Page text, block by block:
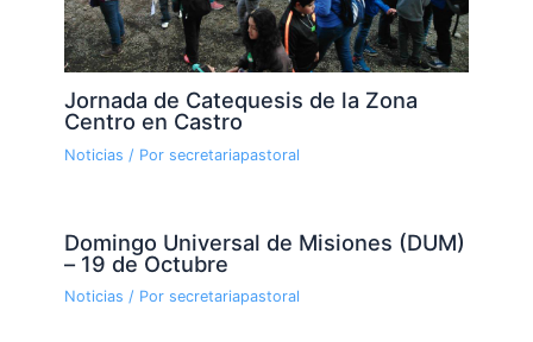
Jornada de Catequesis de la Zona
Centro en Castro
Noticias / Por secretariapastoral
Domingo Universal de Misiones (DUM)
– 19 de Octubre
Noticias / Por secretariapastoral